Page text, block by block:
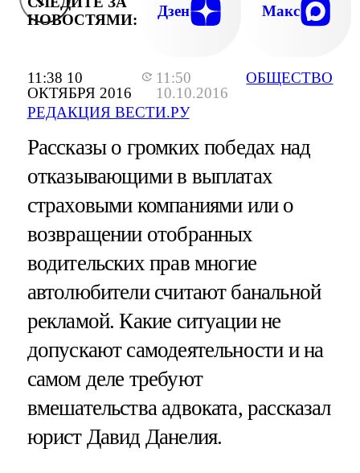
11:38 10
ОКТЯБРЯ 2016
11:50
10.10.2016
РЕДАКЦИЯ ВЕСТИ.РУ
ОБЩЕСТВО
НОВОСТЯМИ:
Дзен Макс
Рассказы о громких победах над
отказывающими в выплатах
страховыми компаниями или о
возвращении отобранных
водительских прав многие
автолюбители считают банальной
рекламой. Какие ситуации не
допускают самодеятельности и на
самом деле требуют
вмешательства адвоката, рассказал
юрист Давид Данелия.